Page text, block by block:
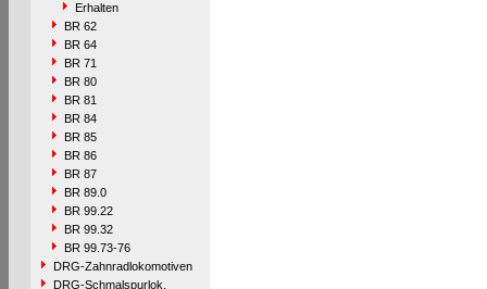
Erhalten
BR 62
BR 64
BR 71
BR 80
BR 81
BR 84
BR 85
BR 86
BR 87
BR 89.0
BR 99.22
BR 99.32
BR 99.73-76
DRG-Zahnradlokomotiven
DRG-Schmalspurlok.